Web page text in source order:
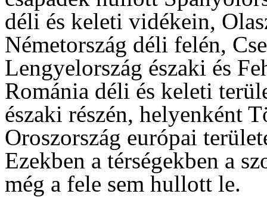
déli és keleti vidékein,
Németország déli felén,
Lengyelország északi és
Románia déli és keleti
északi részén, helyenként
Oroszország európai
Ezekben a térségekben a
még a fele sem hullott le.